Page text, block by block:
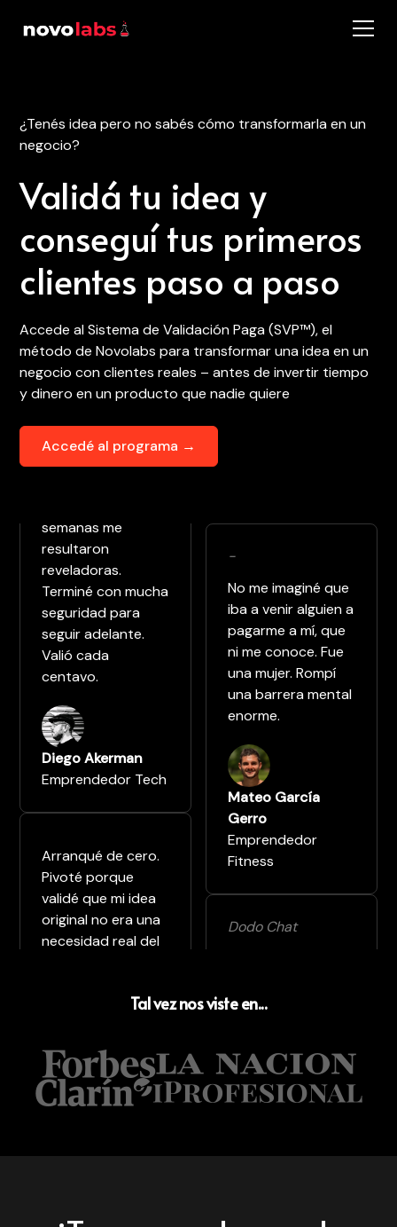
¿Tenés idea pero no sabés cómo transformarla en un
negocio?
Validá tu idea y
conseguí tus primeros
clientes paso a paso
Accede al Sistema de Validación Paga (SVP™), el
método de Novolabs para transformar una idea en un
negocio con clientes reales – antes de invertir tiempo
y dinero en un producto que nadie quiere
Accedé al programa →
Estaba muy
semanas me
resultaron
reveladoras.
Terminé con mucha
seguridad para
seguir adelante.
Valió cada
centavo.
Diego Akerman
Emprendedor Tech
Arranqué de cero.
Pivoté porque
validé que mi idea
original no era una
necesidad real del
Carlos Varni
-
No me imaginé que
iba a venir alguien a
pagarme a mí, que
ni me conoce. Fue
una mujer. Rompí
una barrera mental
enorme.
Mateo García
Gerro
Emprendedor
Fitness
Dodo Chat
programa no
frustrado antes.
Tal vez nos viste en...